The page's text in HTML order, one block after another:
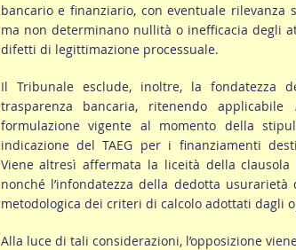
bancario e finanziario, con eventuale
ma non determinano nullità o inefficacia degli
difetti di legittimazione processuale.
Il Tribunale esclude, inoltre, la fondatezza
trasparenza bancaria, ritenendo applicabile
formulazione vigente al momento della
indicazione del TAEG per i finanziamenti
Viene altresì affermata la liceità della clausola
nonché l’infondatezza della dedotta
metodologica dei criteri di calcolo adottati dagli
Alla luce di tali considerazioni, l’opposizione